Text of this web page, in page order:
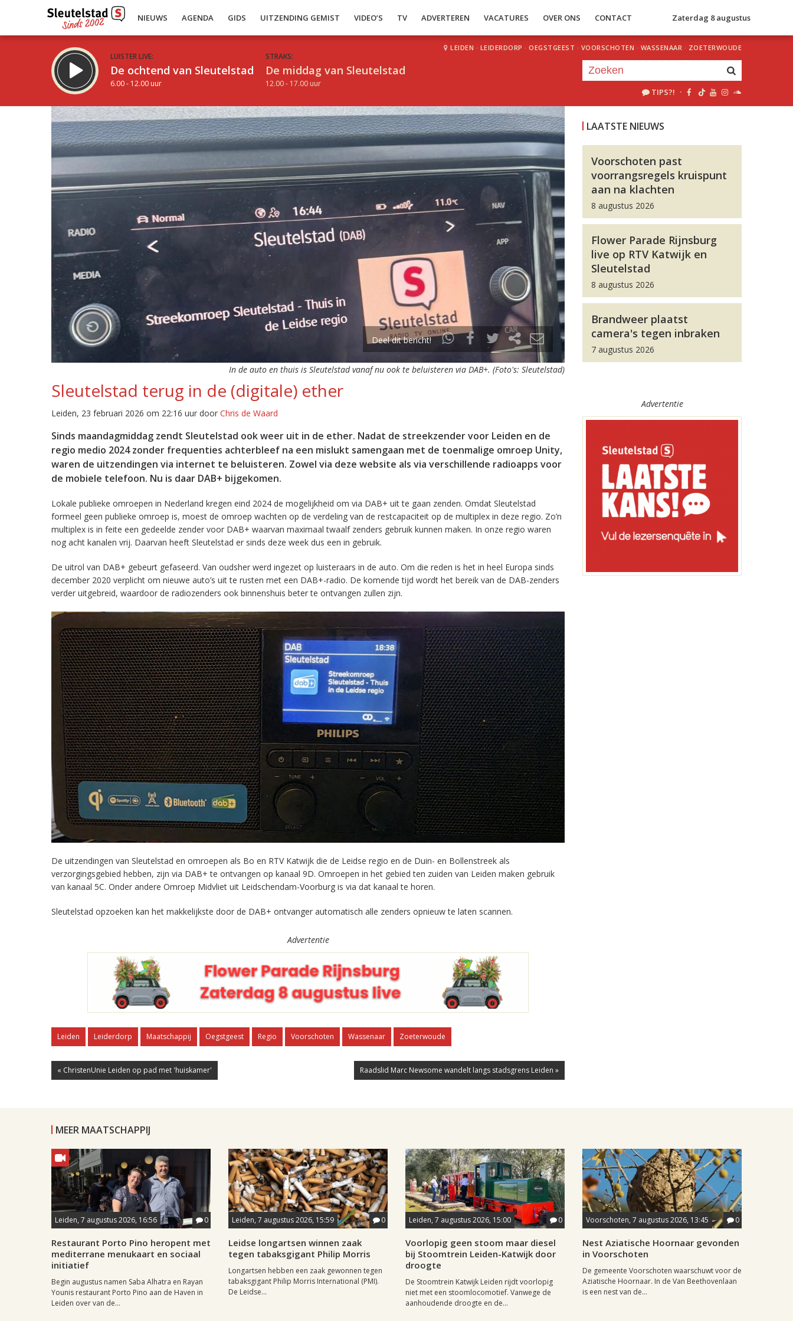
NIEUWS AGENDA GIDS UITZENDING GEMIST VIDEO’S TV ADVERTEREN VACATURES OVER ONS CONTACT Zaterdag 8 augustus
LUISTER LIVE:
De ochtend van Sleutelstad
6.00 - 12.00 uur
STRAKS:
De middag van Sleutelstad
12.00 - 17.00 uur
LEIDEN · LEIDERDORP · OEGSTGEEST · VOORSCHOTEN · WASSENAAR · ZOETERWOUDE
TIPS?! ·
Deel dit bericht!
In de auto en thuis is Sleutelstad vanaf nu ook te beluisteren via DAB+. (Foto's: Sleutelstad)
Sleutelstad terug in de (digitale) ether
Leiden, 23 februari 2026 om 22:16 uur door Chris de Waard
Sinds maandagmiddag zendt Sleutelstad ook weer uit in de ether. Nadat de streekzender voor Leiden en de
regio medio 2024 zonder frequenties achterbleef na een mislukt samengaan met de toenmalige omroep Unity,
waren de uitzendingen via internet te beluisteren. Zowel via deze website als via verschillende radioapps voor
de mobiele telefoon. Nu is daar DAB+ bijgekomen.
Lokale publieke omroepen in Nederland kregen eind 2024 de mogelijkheid om via DAB+ uit te gaan zenden. Omdat Sleutelstad
formeel geen publieke omroep is, moest de omroep wachten op de verdeling van de restcapaciteit op de multiplex in deze regio. Zo’n
multiplex is in feite een gedeelde zender voor DAB+ waarvan maximaal twaalf zenders gebruik kunnen maken. In onze regio waren
nog acht kanalen vrij. Daarvan heeft Sleutelstad er sinds deze week dus een in gebruik.
De uitrol van DAB+ gebeurt gefaseerd. Van oudsher werd ingezet op luisteraars in de auto. Om die reden is het in heel Europa sinds
december 2020 verplicht om nieuwe auto’s uit te rusten met een DAB+-radio. De komende tijd wordt het bereik van de DAB-zenders
verder uitgebreid, waardoor de radiozenders ook binnenshuis beter te ontvangen zullen zijn.
De uitzendingen van Sleutelstad en omroepen als Bo en RTV Katwijk die de Leidse regio en de Duin- en Bollenstreek als
verzorgingsgebied hebben, zijn via DAB+ te ontvangen op kanaal 9D. Omroepen in het gebied ten zuiden van Leiden maken gebruik
van kanaal 5C. Onder andere Omroep Midvliet uit Leidschendam-Voorburg is via dat kanaal te horen.
Sleutelstad opzoeken kan het makkelijkste door de DAB+ ontvanger automatisch alle zenders opnieuw te laten scannen.
Advertentie
Leiden Leiderdorp Maatschappij Oegstgeest Regio Voorschoten Wassenaar Zoeterwoude
« ChristenUnie Leiden op pad met 'huiskamer' Raadslid Marc Newsome wandelt langs stadsgrens Leiden »
LAATSTE NIEUWS
Voorschoten past
voorrangsregels kruispunt
aan na klachten
8 augustus 2026
Flower Parade Rijnsburg
live op RTV Katwijk en
Sleutelstad
8 augustus 2026
Brandweer plaatst
camera's tegen inbraken
7 augustus 2026
Advertentie
MEER MAATSCHAPPIJ
Leiden, 7 augustus 2026, 16:56 0
Restaurant Porto Pino heropent met
mediterrane menukaart en sociaal
initiatief
Begin augustus namen Saba Alhatra en Rayan
Younis restaurant Porto Pino aan de Haven in
Leiden over van de...
Leiden, 7 augustus 2026, 15:59 0
Leidse longartsen winnen zaak
tegen tabaksgigant Philip Morris
Longartsen hebben een zaak gewonnen tegen
tabaksgigant Philip Morris International (PMI).
De Leidse...
Leiden, 7 augustus 2026, 15:00 0
Voorlopig geen stoom maar diesel
bij Stoomtrein Leiden-Katwijk door
droogte
De Stoomtrein Katwijk Leiden rijdt voorlopig
niet met een stoomlocomotief. Vanwege de
aanhoudende droogte en de...
Voorschoten, 7 augustus 2026, 13:45 0
Nest Aziatische Hoornaar gevonden
in Voorschoten
De gemeente Voorschoten waarschuwt voor de
Aziatische Hoornaar. In de Van Beethovenlaan
is een nest van de...